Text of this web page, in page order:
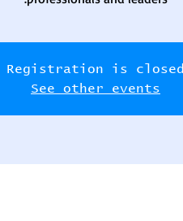
Registration is closed
See other events